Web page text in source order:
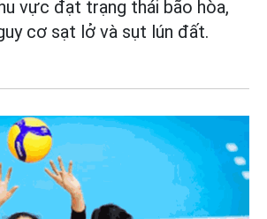
vực đạt trạng thái bão hòa,
cơ sạt lở và sụt lún đất.